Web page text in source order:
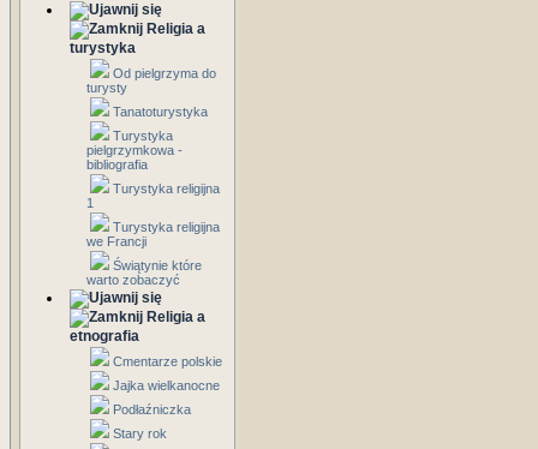
Religia a
turystyka
Od pielgrzyma do
turysty
Tanatoturystyka
Turystyka
pielgrzymkowa -
bibliografia
Turystyka religijna
1
Turystyka religijna
we Francji
Świątynie które
warto zobaczyć
Religia a
etnografia
Cmentarze polskie
Jajka wielkanocne
Podłaźniczka
Stary rok